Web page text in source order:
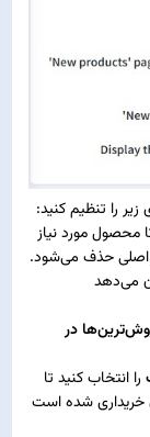
را تنظیم کنید:
محصول مورد نیاز
اصلی حذف می‌شود.
می‌دهد
در
را انتخاب کنید تا
خریداری شده است